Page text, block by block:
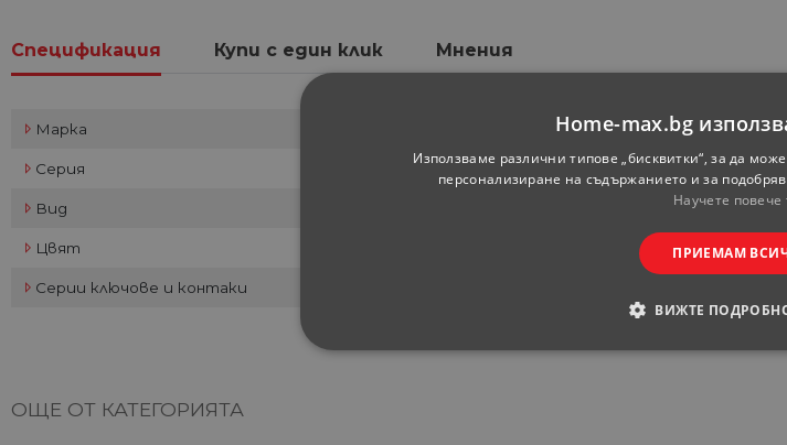
Спецификация Купи с един клик Мнения
Марка
Серия
Вид
Цвят
Серии ключове и контаки
ОЩЕ ОТ КАТЕГОРИЯТА
Home-max.bg
Използваме различни типове „бисквитки“, за да
персонализиране на съдържанието и за
Научете повече
ПРИЕМАМ
ВИЖТЕ